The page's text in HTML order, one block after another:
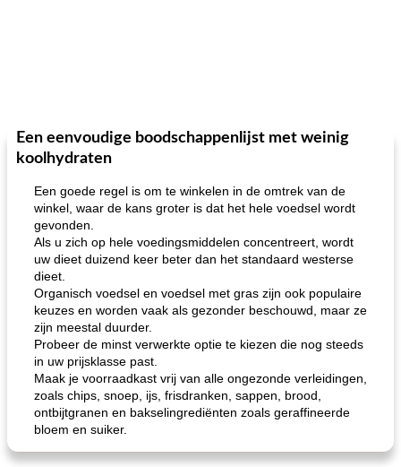
Een eenvoudige boodschappenlijst met weinig
koolhydraten
Een goede regel is om te winkelen in de omtrek van de
winkel, waar de kans groter is dat het hele voedsel wordt
gevonden.
Als u zich op hele voedingsmiddelen concentreert, wordt
uw dieet duizend keer beter dan het standaard westerse
dieet.
Organisch voedsel en voedsel met gras zijn ook populaire
keuzes en worden vaak als gezonder beschouwd, maar ze
zijn meestal duurder.
Probeer de minst verwerkte optie te kiezen die nog steeds
in uw prijsklasse past.
Maak je voorraadkast vrij van alle ongezonde verleidingen,
zoals chips, snoep, ijs, frisdranken, sappen, brood,
ontbijtgranen en bakselingrediënten zoals geraffineerde
bloem en suiker.